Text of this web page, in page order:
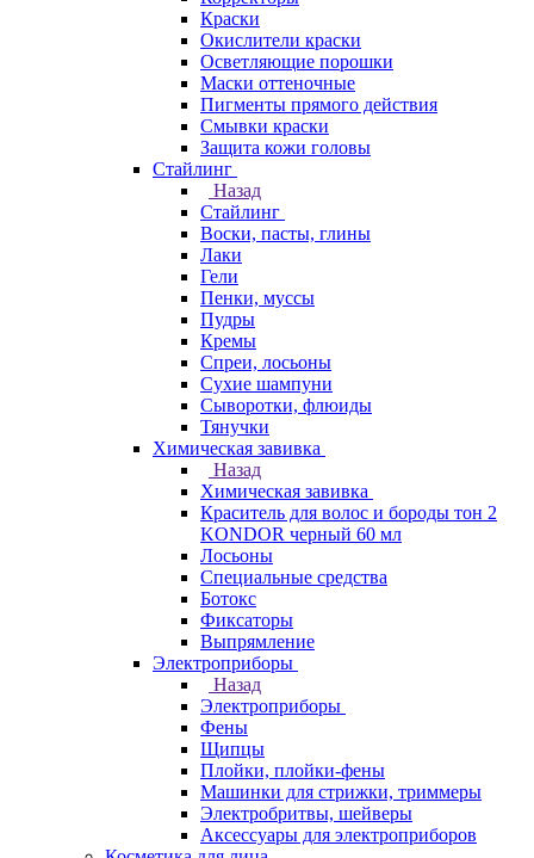
Краски
Окислители краски
Осветляющие порошки
Маски оттеночные
Пигменты прямого действия
Смывки краски
Защита кожи головы
Стайлинг
Назад
Стайлинг
Воски, пасты, глины
Лаки
Гели
Пенки, муссы
Пудры
Кремы
Спреи, лосьоны
Сухие шампуни
Сыворотки, флюиды
Тянучки
Химическая завивка
Назад
Химическая завивка
Краситель для волос и бороды тон 2
KONDOR черный 60 мл
Лосьоны
Специальные средства
Ботокс
Фиксаторы
Выпрямление
Электроприборы
Назад
Электроприборы
Фены
Щипцы
Плойки, плойки-фены
Машинки для стрижки, триммеры
Электробритвы, шейверы
Аксессуары для электроприборов